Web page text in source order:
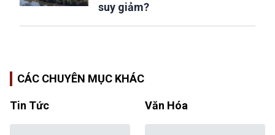
suy giảm?
CÁC CHUYÊN MỤC KHÁC
Tin Tức Văn Hóa